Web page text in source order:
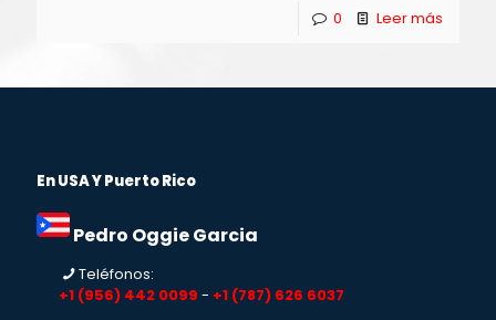
0 Leer más
En USA Y Puerto Rico
Pedro Oggie Garcia
Teléfonos:
+1 (956) 442 0099 - +1 (787) 626 6037